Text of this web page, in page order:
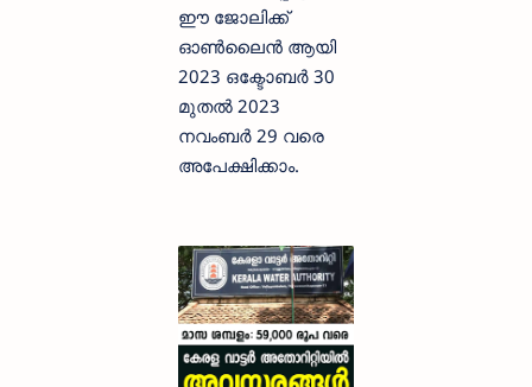
ഈ ജോലിക്ക്
ഓണ്‍ലൈന്‍ ആയി
2023 ഒക്ടോബര്‍ 30
മുതല്‍ 2023
നവംബര്‍ 29 വരെ
അപേക്ഷിക്കാം.